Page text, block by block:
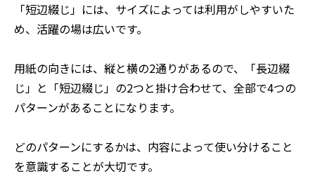
「短辺綴じ」には、サイズによっては利用がしやすいた
め、活躍の場は広いです。
用紙の向きには、縦と横の2通りがあるので、「長辺綴
じ」と「短辺綴じ」の2つと掛け合わせて、全部で4つの
パターンがあることになります。
どのパターンにするかは、内容によって使い分けること
を意識することが大切です。